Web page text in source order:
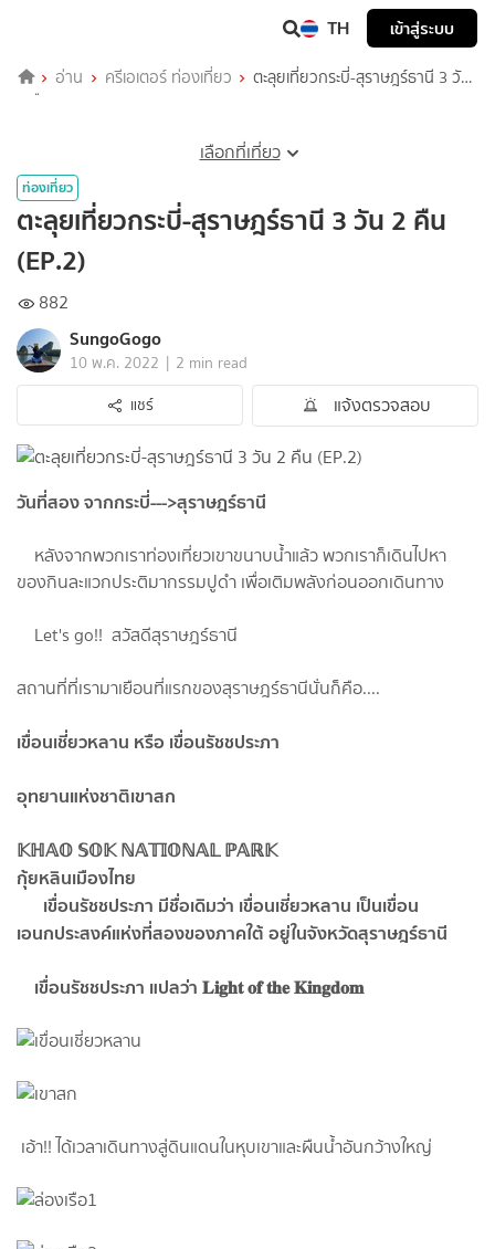
TH เข้าสู่ระบบ
อ่าน ครีเอเตอร์ ท่องเที่ยว
ตะลุยเที่ยวกระบี่-สุ​ราษฎร์​ธานี​ 3​ วัน​
2​ คืน​ (EP.2)​
เลือกที่เที่ยว
ท่องเที่ยว
ตะลุยเที่ยวกระบี่-สุ​ราษฎร์​ธานี​ 3​ วัน​ 2​ คืน​
(EP.2)​
882
SungoGogo
10 พ.ค. 2022 | 2 min read
แชร์
แจ้งตรวจสอบ
วันที่สอง​ จากกระบี่--->สุราษฎร์ธานี​
หลังจากพวกเราท่องเที่ยวเขาขนาบน้ำแล้ว​ พวกเราก็เดินไปหา
ของกินละแวกประติมากรรม​ปูดำ​ เพื่อเติมพลังก่อนออกเดินทาง
Let's​ go!! สวัสดีสุราษฎร์ธานี​
สถานที่ที่เรามาเยือนที่แรกของสุราษฎร์ธานี​นั่นก็คือ....
เขื่อนเชี่ยวหลาน​ หรือ​ เขื่อนรัชช​ประภา​
อุทยานแห่งชาติเขาสก
𝕂ℍ𝔸𝕆​ 𝕊𝕆𝕂​ ℕ𝔸𝕋𝕀𝕆ℕ𝔸𝕃​ ℙ𝔸ℝ𝕂
กุ้ยหลินเมืองไทย
เขื่อนรัชชประภา​ มีชื่อเดิมว่า​ เขื่อนเชี่ยวหลาน​ เป็นเขื่อน
เอนกประสงค์​แห่งที่สองของภาคใต้​ อยู่ในจังหวัดสุราษฎร์ธานี
เขื่อนรัชชประภา​ แปลว่า 𝐋𝐢𝐠𝐡𝐭​ 𝐨𝐟 𝐭𝐡𝐞​ 𝐊𝐢𝐧𝐠𝐝𝐨𝐦
เ​อ้า!! ได้เวลาเดินทางสู่ดินแดนในหุบเขา​และผืนน้ำอันกว้างใหญ่